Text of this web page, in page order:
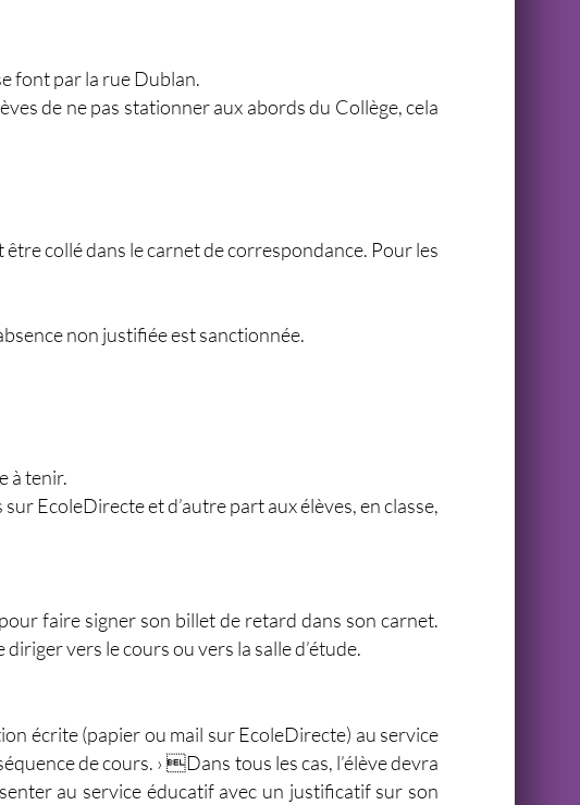
font par la rue Dublan.
de ne pas stationner aux abords du Collège, cela
être collé dans le carnet de correspondance. Pour les
non justifiée est sanctionnée.
à tenir.
EcoleDirecte et d’autre part aux élèves, en classe,
faire signer son billet de retard dans son carnet.
vers le cours ou vers la salle d’étude.
écrite (papier ou mail sur EcoleDirecte) au service
de cours. › Dans tous les cas, l’élève devra
au service éducatif avec un justificatif sur son